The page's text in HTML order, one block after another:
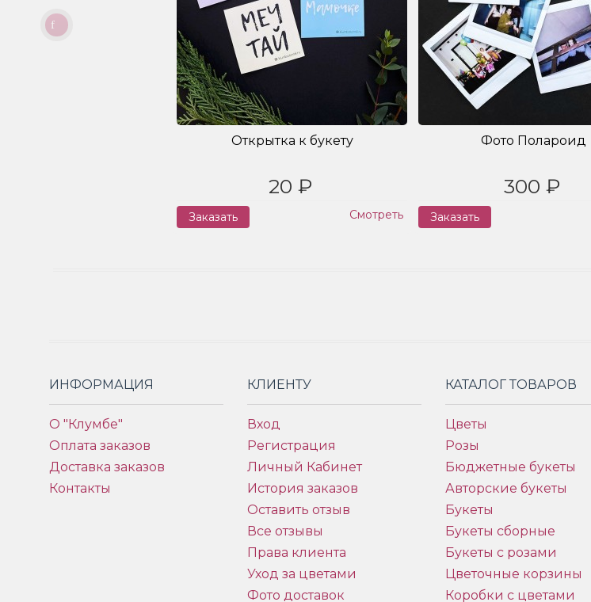
Открытка к букету
20 ₽
Заказать Смотреть
Фото Полароид
300 ₽
Заказать
ИНФОРМАЦИЯ
О "Клумбе"
Оплата заказов
Доставка заказов
Контакты
КЛИЕНТУ
Вход
Регистрация
Личный Кабинет
История заказов
Оставить отзыв
Все отзывы
Права клиента
Уход за цветами
Фото доставок
КАТАЛОГ ТОВАРОВ
Цветы
Розы
Бюджетные букеты
Авторские букеты
Букеты
Букеты сборные
Букеты с розами
Цветочные корзины
Коробки с цветами